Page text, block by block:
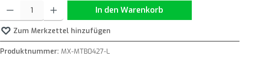
In den Warenkorb
Zum Merkzettel hinzufügen
Produktnummer: MX-MTB0427-L